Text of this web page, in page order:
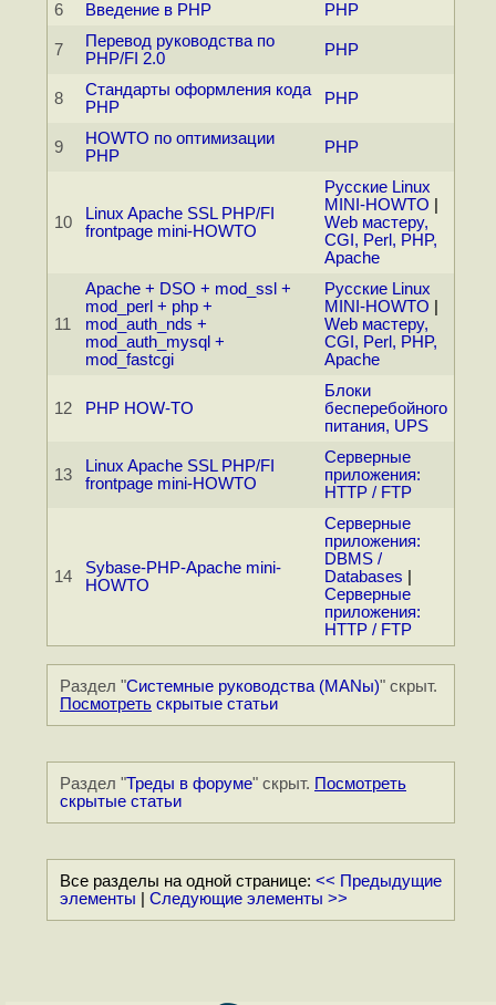
6 Введение в PHP PHP
7
Перевод руководства по
PHP/FI 2.0
PHP
8
Стандарты оформления кода
PHP
PHP
9
HOWTO по оптимизации
PHP
PHP
10
Linux Apache SSL PHP/FI
frontpage mini-HOWTO
Русские Linux
MINI-HOWTO
Web мастеру,
CGI, Perl, PHP,
Apache
11
Apache + DSO + mod_ssl +
mod_perl + php +
mod_auth_nds +
mod_auth_mysql +
mod_fastcgi
Русские Linux
MINI-HOWTO
Web мастеру,
CGI, Perl, PHP,
Apache
12 PHP HOW-TO
Блоки
бесперебойного
питания, UPS
13
Linux Apache SSL PHP/FI
frontpage mini-HOWTO
Серверные
приложения:
HTTP / FTP
14
Sybase-PHP-Apache mini-
HOWTO
Серверные
приложения:
DBMS /
Databases
Серверные
приложения:
HTTP / FTP
Раздел "Системные руководства (MANы)" скрыт.
Посмотреть скрытые статьи
Раздел "Треды в форуме" скрыт. Посмотреть
скрытые статьи
Все разделы на одной странице: << Предыдущие
элементы
Следующие элементы >>